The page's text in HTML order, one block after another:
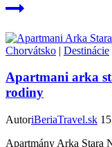
Chorvátsko | Destinácie
Apartmani arka
rodiny
AutoriBeriaTravel.sk
Apartmány Arka Stara